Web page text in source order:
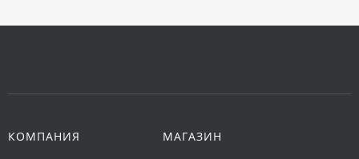
КОМПАНИЯ МАГАЗИН